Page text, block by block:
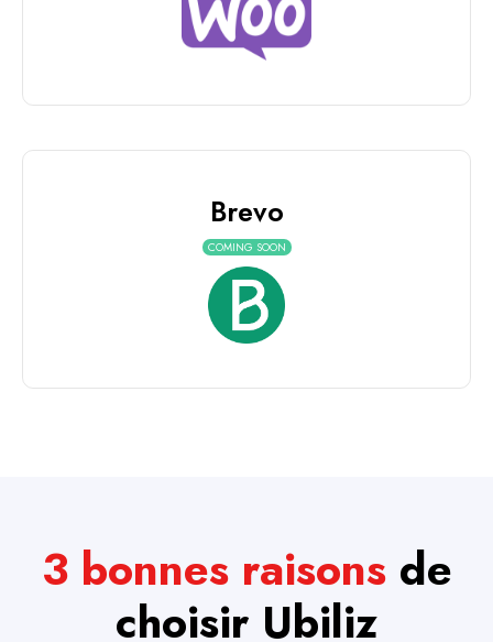
Brevo
COMING SOON
3 bonnes raisonsde
choisir Ubiliz